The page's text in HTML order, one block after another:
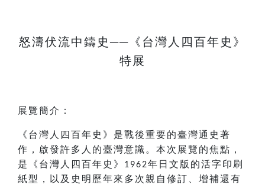
怒濤伏流中鑄史──《台灣人四百年史》
特展
展覽簡介：
《台灣人四百年史》是戰後重要的臺灣通史著
作，啟發許多人的臺灣意識。本次展覽的焦點，
是《台灣人四百年史》 1962年日文版的活字印刷
紙型，以及史明歷年來多次親自修訂、增補還有